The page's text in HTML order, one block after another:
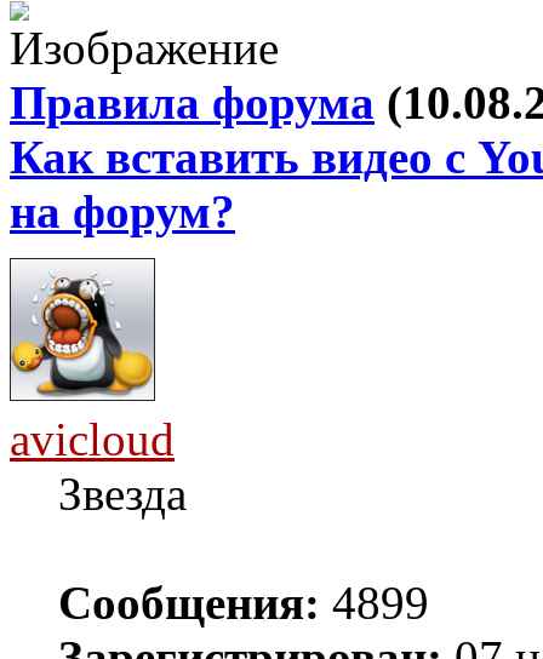
Правила форума
Как вставить видео с
на форум?
avicloud
Звезда
Сообщения: 4899